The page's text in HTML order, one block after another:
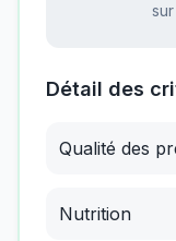
Détail des
Qualité des
Nutrition